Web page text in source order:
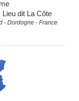
dit La Côte
- Dordogne - France